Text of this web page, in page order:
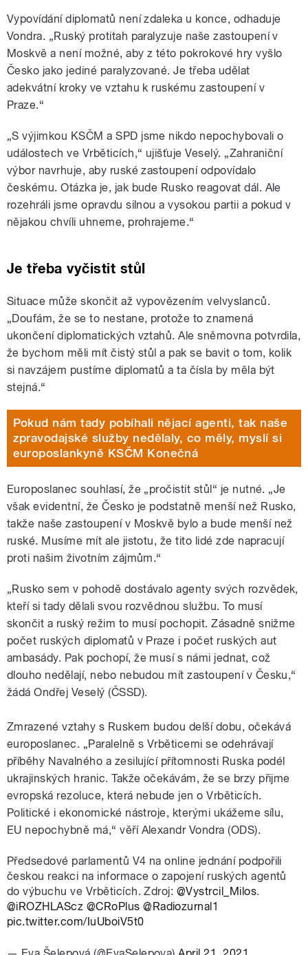
Vypovídání diplomatů není zdaleka u konce, odhaduje
Vondra. „Ruský protitah paralyzuje naše zastoupení v
Moskvě a není možné, aby z této pokrokové hry vyšlo
Česko jako jediné paralyzované. Je třeba udělat
adekvátní kroky ve vztahu k ruskému zastoupení v
Praze.“
„S výjimkou KSČM a SPD jsme nikdo nepochybovali o
událostech ve Vrběticích,“ ujišťuje Veselý. „Zahraniční
výbor navrhuje, aby ruské zastoupení odpovídalo
českému. Otázka je, jak bude Rusko reagovat dál. Ale
rozehráli jsme opravdu silnou a vysokou partii a pokud v
nějakou chvíli uhneme, prohrajeme.“
Je třeba vyčistit stůl
Situace může skončit až vypovězením velvyslanců.
„Doufám, že se to nestane, protože to znamená
ukončení diplomatických vztahů. Ale sněmovna potvrdila,
že bychom měli mít čistý stůl a pak se bavit o tom, kolik
si navzájem pustíme diplomatů a ta čísla by měla být
stejná.“
Pokud nám tady pobíhali nějací agenti, tak naše
zpravodajské služby nedělaly, co měly, myslí si
europoslankyně KSČM Konečná
Europoslanec souhlasí, že „pročistit stůl“ je nutné. „Je
však evidentní, že Česko je podstatně menší než Rusko,
takže naše zastoupení v Moskvě bylo a bude menší než
ruské. Musíme mít ale jistotu, že tito lidé zde napracují
proti našim životním zájmům.“
„Rusko sem v pohodě dostávalo agenty svých rozvědek,
kteří si tady dělali svou rozvědnou službu. To musí
skončit a ruský režim to musí pochopit. Zásadně snižme
počet ruských diplomatů v Praze i počet ruských aut
ambasády. Pak pochopí, že musí s námi jednat, což
dlouho nedělají, nebo nebudou mít zastoupení v Česku,“
žádá Ondřej Veselý (ČSSD).
Zmrazené vztahy s Ruskem budou delší dobu, očekává
europoslanec. „Paralelně s Vrběticemi se odehrávají
příběhy Navalného a zesilující přítomnosti Ruska podél
ukrajinských hranic. Takže očekávám, že se brzy přijme
evropská rezoluce, která nebude jen o Vrběticích.
Politické i ekonomické nástroje, kterými ukážeme sílu,
EU nepochybně má,“ věří Alexandr Vondra (ODS).
Předsedové parlamentů V4 na online jednání podpořili
českou reakci na informace o zapojení ruských agentů
do výbuchu ve Vrběticích. Zdroj: @Vystrcil_Milos.
@iROZHLAScz @CRoPlus @Radiozurnal1
pic.twitter.com/IuUboiV5t0